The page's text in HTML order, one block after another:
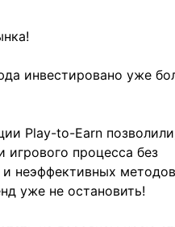
инвестировано уже
Play-to-Earn
процесса без
неэффективных методов
уже не остановить!